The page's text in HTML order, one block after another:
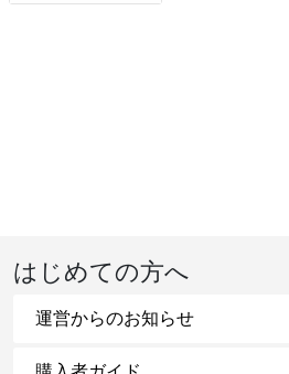
はじめての方へ
運営からのお知らせ